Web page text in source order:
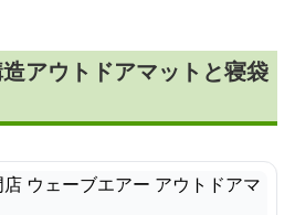
アウトドアマットと寝袋